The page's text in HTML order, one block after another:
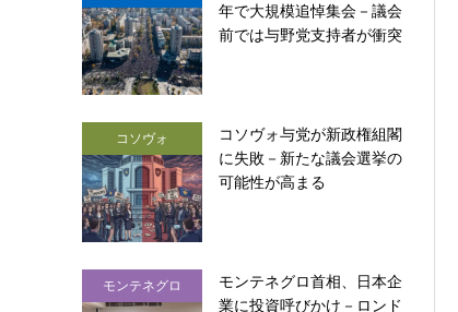
年で大規模追悼集会－議会
前では与野党支持者が衝突
コソヴォ
コソヴォ与党が新政権組閣
に失敗－新たな議会選挙の
可能性が高まる
モンテネグロ
モンテネグロ首相、日本企
業に投資呼びかけ－ロンド